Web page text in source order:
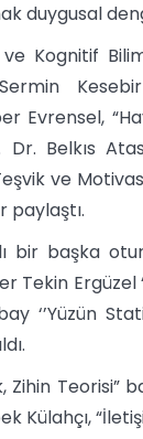
duygusal
Kognitif
Kesebir
Evrensel,
Dr. Belkıs
ve
paylaştı.
bir başka
Tekin
‘’Yüzün
Zihin
Külahçı,